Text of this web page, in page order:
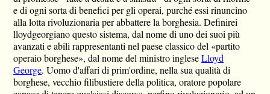
e di ogni sorta di benefici per gli operai, purché essi rinuncino
alla lotta rivoluzionaria per abbattere la borghesia. Definirei
lloydgeorgiano questo sistema, dal nome di uno dei suoi più
avanzati e abili rappresentanti nel paese classico del «partito
operaio borghese», dal nome del ministro ingleseLloyd
George. Uomo d'affari di prim'ordine, nella sua qualità di
borghese, vecchio filibustiere della politica, oratore popolare